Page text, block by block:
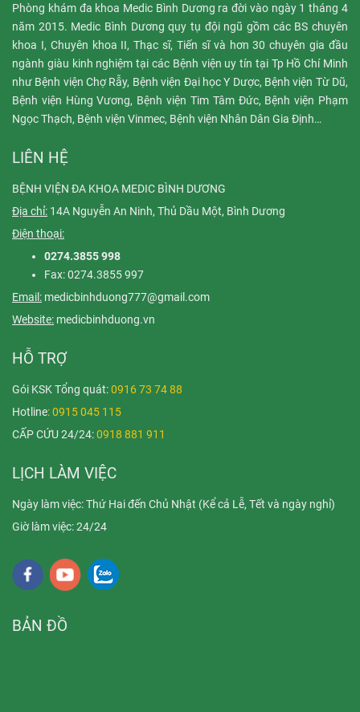
Phòng khám đa khoa Medic Bình Dương ra đời vào ngày 1 tháng 4
năm 2015. Medic Bình Dương quy tụ đội ngũ gồm các BS chuyên
khoa I, Chuyên khoa II, Thạc sĩ, Tiến sĩ và hơn 30 chuyên gia đầu
ngành giàu kinh nghiệm tại các Bệnh viện uy tín tại Tp Hồ Chí Minh
như Bệnh viện Chợ Rẫy, Bệnh viện Đại học Y Dược, Bệnh viện Từ Dũ,
Bệnh viện Hùng Vương, Bệnh viện Tim Tâm Đức, Bệnh viện Phạm
Ngọc Thạch, Bệnh viện Vinmec, Bệnh viện Nhân Dân Gia Định…
LIÊN HỆ
BỆNH VIỆN ĐA KHOA MEDIC BÌNH DƯƠNG
Địa chỉ: 14A Nguyễn An Ninh, Thủ Dầu Một, Bình Dương
Điện thoại:
0274.3855 998
Fax: 0274.3855 997
Email: medicbinhduong777@gmail.com
Website: medicbinhduong.vn
HỖ TRỢ
Gói KSK Tổng quát:0916 73 74 88
Hotline: 0915 045 115
CẤP CỨU 24/24:0918 881 911
LỊCH LÀM VIỆC
Ngày làm việc: Thứ Hai đến Chủ Nhật (Kể cả Lễ, Tết và ngày nghỉ)
Giờ làm việc: 24/24
BẢN ĐỒ